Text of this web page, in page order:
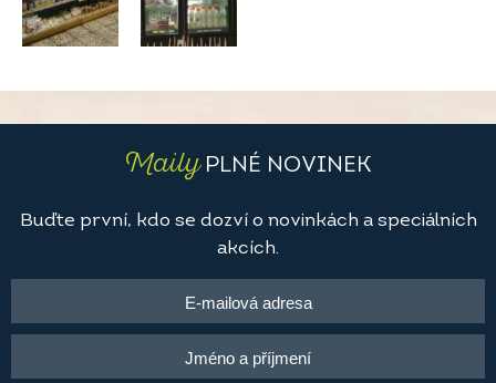
MailyPLNÉ NOVINEK
Buďte první, kdo se dozví o novinkách a speciálních
akcích.